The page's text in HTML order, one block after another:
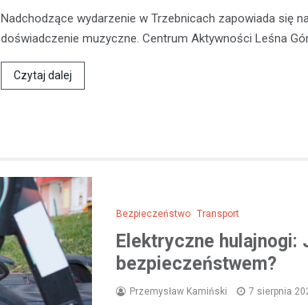
Nadchodzące wydarzenie w Trzebnicach zapowiada się
doświadczenie muzyczne. Centrum Aktywności Leśna
Czytaj dalej
Bezpieczeństwo Transport
Elektryczne hulajnogi:
bezpieczeństwem?
Przemysław Kamiński 7 sierpnia